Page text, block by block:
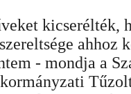
kicserélték,
ahhoz
- mondja a